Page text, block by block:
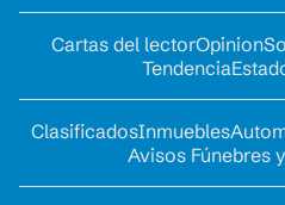
Cartas del lectorOpinion
Tendencia
ClasificadosInmuebles
Avisos Fúnebres